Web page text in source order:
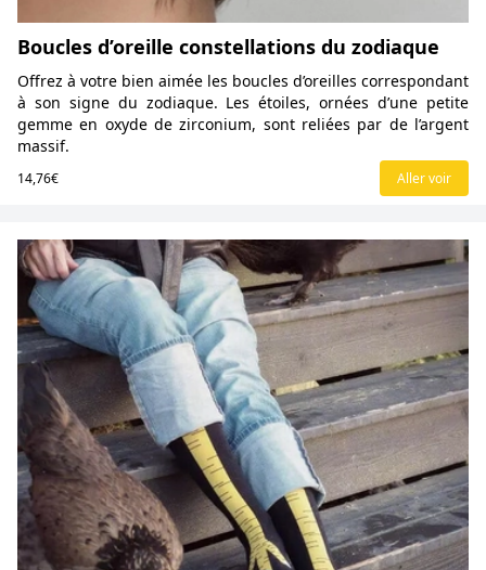
Boucles d’oreille constellations du zodiaque
Offrez à votre bien aimée les boucles d’oreilles correspondant
à son signe du zodiaque. Les étoiles, ornées d’une petite
gemme en oxyde de zirconium, sont reliées par de l’argent
massif.
14,76€ Aller voir